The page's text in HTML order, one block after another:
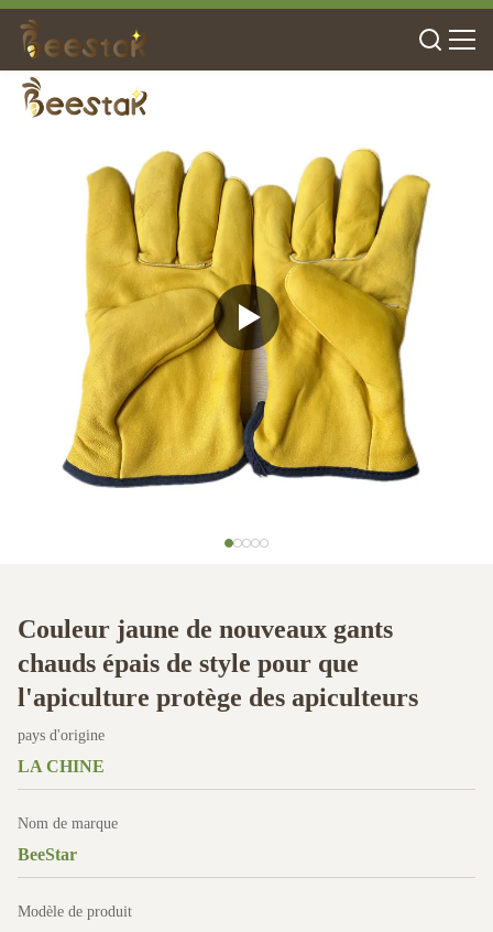
Couleur jaune de nouveaux gants
chauds épais de style pour que
l'apiculture protège des apiculteurs
pays d'origine
LA CHINE
Nom de marque
BeeStar
Modèle de produit